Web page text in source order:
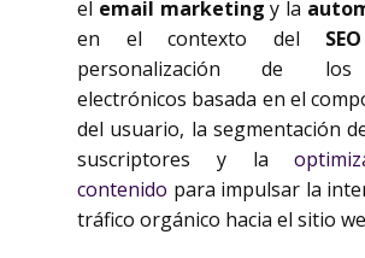
el email marketing y la
en el contexto del SEO
personalización de
electrónicos basada en el
del usuario, la segmentación
suscriptores y la
contenido para impulsar la
tráfico orgánico hacia el sitio